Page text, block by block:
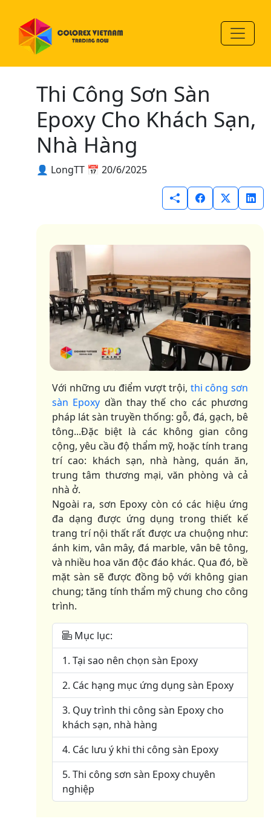
Thi Công Sơn Sàn
Epoxy Cho Khách Sạn,
Nhà Hàng
👤 LongTT 📅 20/6/2025
Với những ưu điểm vượt trội, thi công sơn
sàn Epoxy dần thay thế cho các phương
pháp lát sàn truyền thống: gỗ, đá, gạch, bê
tông...Đặc biệt là các không gian công
cộng, yêu cầu độ thẩm mỹ, hoặc tính trang
trí cao: khách sạn, nhà hàng, quán ăn,
trung tâm thương mại, văn phòng và cả
nhà ở.
Ngoài ra, sơn Epoxy còn có các hiệu ứng
đa dạng được ứng dụng trong thiết kế
trang trí nội thất rất được ưa chuộng như:
ánh kim, vân mây, đá marble, vân bê tông,
và nhiều hoa văn độc đáo khác. Qua đó, bề
mặt sàn sẽ được đồng bộ với không gian
chung; tăng tính thẩm mỹ chung cho công
trình.
Mục lục:
1. Tại sao nên chọn sàn Epoxy
2. Các hạng mục ứng dụng sàn Epoxy
3. Quy trình thi công sàn Epoxy cho
khách sạn, nhà hàng
4. Các lưu ý khi thi công sàn Epoxy
5. Thi công sơn sàn Epoxy chuyên
nghiệp